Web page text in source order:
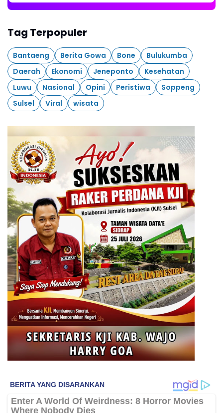
Tag Terpopuler
Bantaeng Berita Gowa Bone
Bulukumba
Daerah
Ekonomi Jeneponto
Kesehatan
Luwu
Nasional Opini Peristiwa
Soppeng
Sulsel
Viral wisata